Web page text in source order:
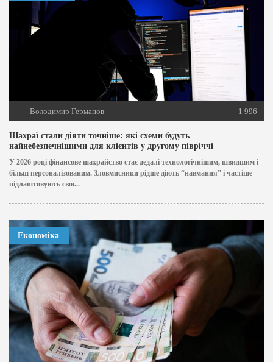
Володимир Германов 1 996
Шахраї стали діяти точніше: які схеми будуть
найнебезпечнішими для клієнтів у другому півріччі
У 2026 році фінансове шахрайство стає дедалі технологічнішим, швидшим і
більш персоналізованим. Зловмисники рідше діють “навмання” і частіше
підлаштовують свої...
Економіка